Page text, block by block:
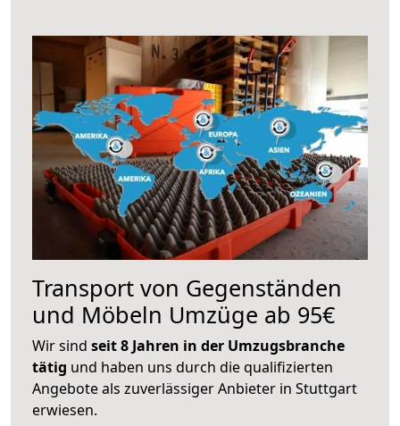
Transport von Gegenständen
und Möbeln Umzüge ab 95€
Wir sind seit 8 Jahren in der Umzugsbranche
tätig und haben uns durch die qualifizierten
Angebote als zuverlässiger Anbieter in Stuttgart
erwiesen.